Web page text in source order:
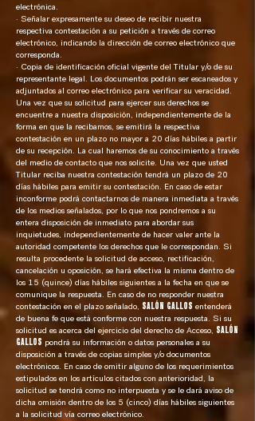
electrónica.
· Señalar expresamente su deseo de recibir nuestra
respectiva contestación a su petición a través de correo
electrónico, indicando la dirección de correo electrónico que
corresponda.
· Copia de identificación oficial vigente del Titular y/o de su
representante legal. Los documentos podrán ser escaneados y
adjuntados al correo electrónico para verificar su veracidad.
Una vez que su solicitud para ejercer sus derechos se
encuentre a nuestra disposición, independientemente de la
forma en que la recibamos, se emitirá la respectiva
contestación en un plazo no mayor a 20 días hábiles a partir
de su recepción. La cual haremos de su conocimiento a través
del medio de contacto que nos solicite. Una vez que usted
Titular reciba nuestra contestación tendrá un plazo de 20
días hábiles para emitir su contestación. En caso de estar
inconforme podrá contactarnos de manera inmediata a través
de los medios señalados, por lo que nos pondremos a su
entera disposición de inmediato para abordar sus
inquietudes, independientemente de hacer valer ante la
autoridad competente los derechos que le correspondan. Si
resulta procedente la solicitud de acceso, rectificación,
cancelación u oposición, se hará efectiva la misma dentro de
los 15 (quince) días hábiles siguientes a la fecha en que se
comunique la respuesta. En caso de no responder nuestra
contestación en el plazo señalado, SALÓN GALLOS entenderá
de buena fe que está conforme con nuestra respuesta. Si su
solicitud es acerca del ejercicio del derecho de Acceso, SALÓN
GALLOS pondrá su información o datos personales a su
disposición a través de copias simples y/o documentos
electrónicos. En caso de omitir alguno de los requerimientos
estipulados en los artículos citados con anterioridad, la
solicitud se tendrá como no interpuesta y se le dará aviso de
dicha omisión dentro de los 5 (cinco) días hábiles siguientes
a la solicitud vía correo electrónico.